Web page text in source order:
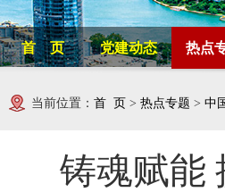
首 页 党建动态 热点
当前位置： 首 页 > 热点专题 > 中
铸魂赋能